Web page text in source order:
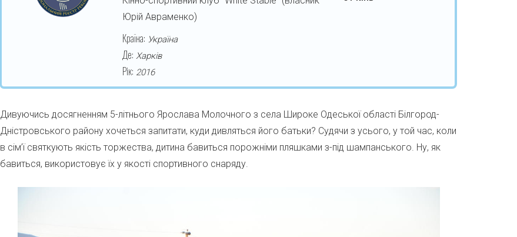
Юрій Авраменко)
Країна: Україна
Де: Харків
Рік: 2016
Дивуючись досягненням 5-літнього Ярослава Молочного з села Широке Одеської області Білгород-
Дністровського району хочеться запитати, куди дивляться його батьки? Судячи з усього, у той час, коли
в сім’ї святкують якість торжества, дитина бавиться порожніми пляшками з-під шампанського. Ну, як
бавиться, використовує їх у якості спортивного снаряду.